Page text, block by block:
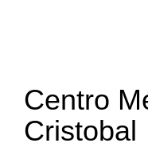
Centro
Cristobal